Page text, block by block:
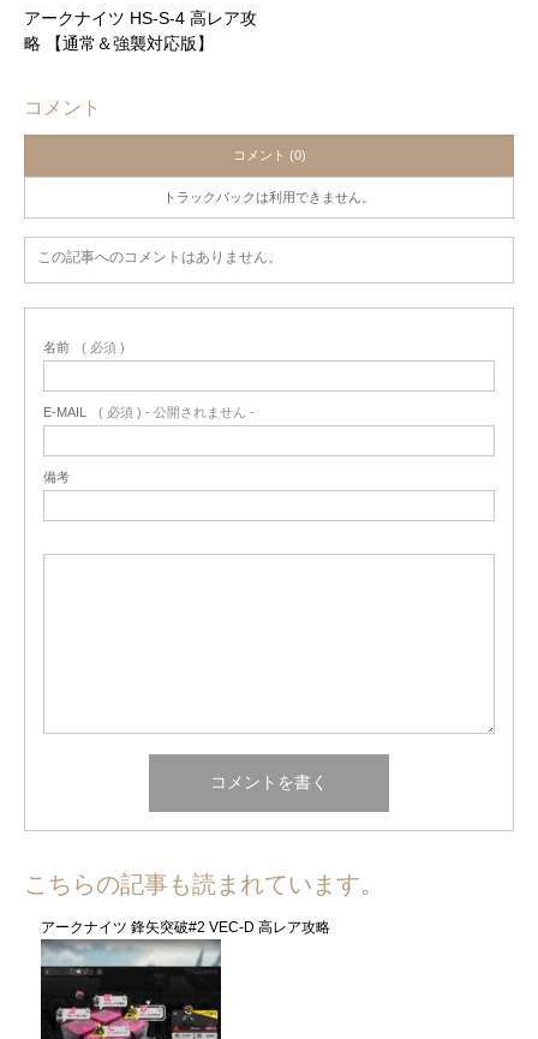
アークナイツ HS-S-4 高レア攻
略 【通常＆強襲対応版】
コメント
コメント (0)
トラックバックは利用できません。
この記事へのコメントはありません。
名前 ( 必須 )
E-MAIL ( 必須 ) - 公開されません -
備考
こちらの記事も読まれています。
アークナイツ 鋒矢突破#2 VEC-D 高レア攻略